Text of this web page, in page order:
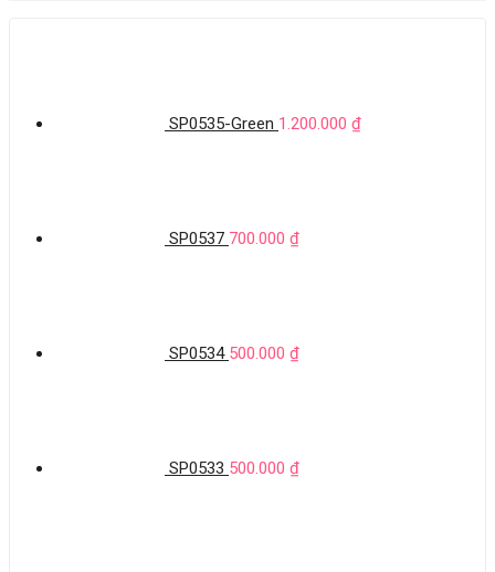
SP0535-Green 1.200.000 ₫
SP0537 700.000 ₫
SP0534 500.000 ₫
SP0533 500.000 ₫